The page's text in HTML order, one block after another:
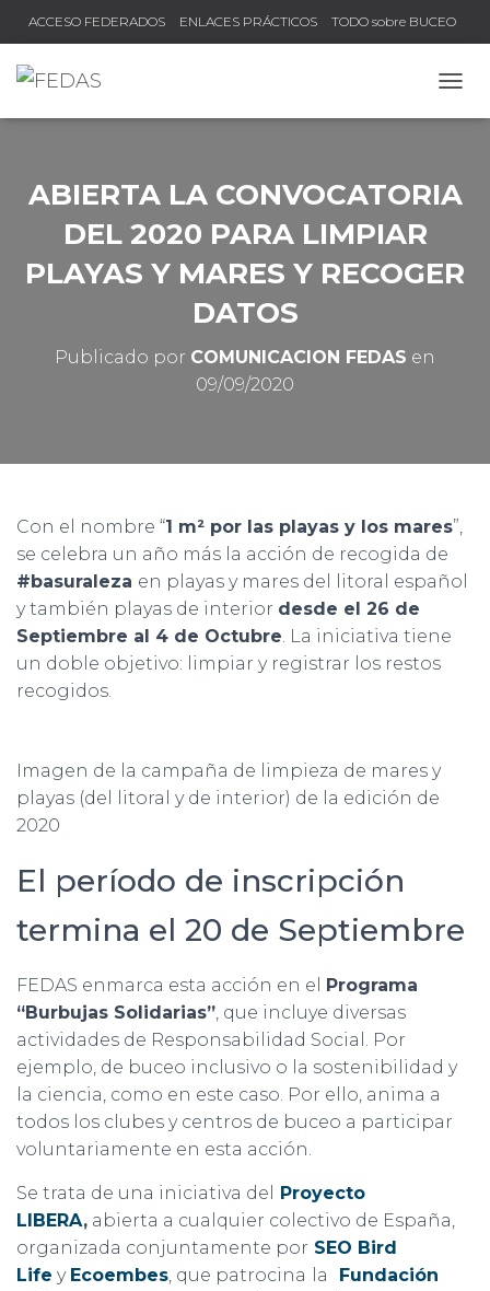
ACCESO FEDERADOS ENLACES PRÁCTICOS TODO sobre BUCEO
ABIERTA LA CONVOCATORIA
DEL 2020 PARA LIMPIAR
PLAYAS Y MARES Y RECOGER
DATOS
Publicado por COMUNICACION FEDAS en
09/09/2020
Con el nombre “1 m² por las playas y los mares”,
se celebra un año más la acción de recogida de
#basuraleza en playas y mares del litoral español
y también playas de interior desde el 26 de
Septiembre al 4 de Octubre. La iniciativa tiene
un doble objetivo: limpiar y registrar los restos
recogidos.
Imagen de la campaña de limpieza de mares y
playas (del litoral y de interior) de la edición de
2020
El período de inscripción
termina el 20 de Septiembre
FEDAS enmarca esta acción en el Programa
“Burbujas Solidarias”, que incluye diversas
actividades de Responsabilidad Social. Por
ejemplo, de buceo inclusivo o la sostenibilidad y
la ciencia, como en este caso. Por ello, anima a
todos los clubes y centros de buceo a participar
voluntariamente en esta acción.
Se trata de una iniciativa del
Proyecto
LIBERA, abierta a cualquier colectivo de España,
organizada conjuntamente por SEO Bird
Life y Ecoembes, que patrocina la
Fundación